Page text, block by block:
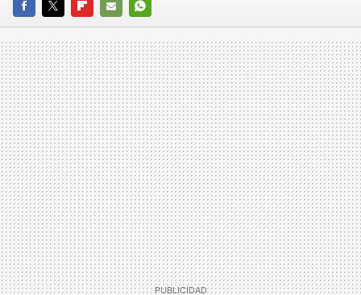
FACEBOOK
TWITTERFLIPBOARD
E-
MAIL
WHATSAPP